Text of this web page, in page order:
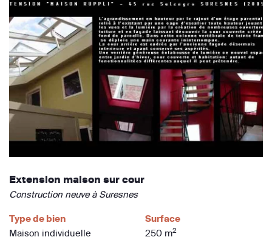
Extension maison sur cour
Construction neuve à Suresnes
Type de bien
Maison individuelle
Surface
250 m2